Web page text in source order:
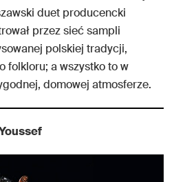
duet producencki
przez sieć sampli
polskiej tradycji,
folkloru; a wszystko to w
domowej atmosferze.